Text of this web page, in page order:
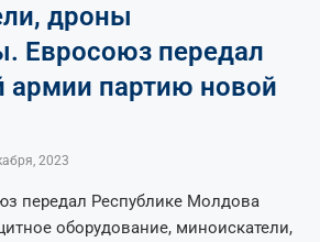
дроны
Евросоюз передал
армии партию новой
2023
передал Республике Молдова
оборудование, миноискатели,